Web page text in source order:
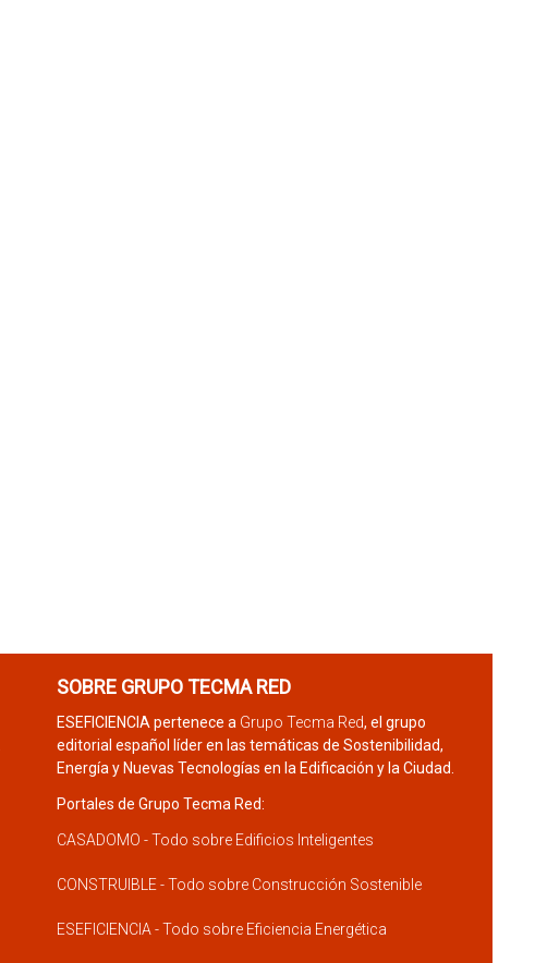
SOBRE GRUPO TECMA RED
ESEFICIENCIA pertenece a Grupo Tecma Red, el grupo
editorial español líder en las temáticas de Sostenibilidad,
Energía y Nuevas Tecnologías en la Edificación y la Ciudad.
Portales de Grupo Tecma Red:
CASADOMO - Todo sobre Edificios Inteligentes
CONSTRUIBLE - Todo sobre Construcción Sostenible
ESEFICIENCIA - Todo sobre Eficiencia Energética